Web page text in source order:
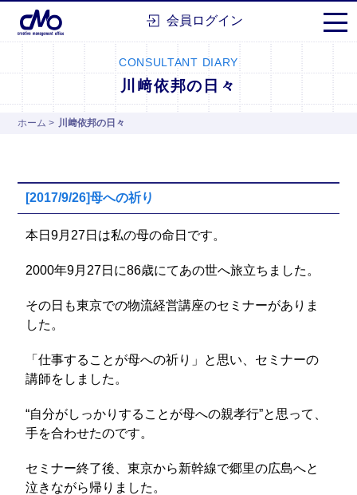
株式会社シーエムオー会員ログイン
CONSULTANT DIARY
川﨑依邦の日々
ホーム > 川﨑依邦の日々
[2017/9/26]母への祈り
本日9月27日は私の母の命日です。
2000年9月27日に86歳にてあの世へ旅立ちました。
その日も東京での物流経営講座のセミナーがありま
した。
「仕事することが母への祈り」と思い、セミナーの
講師をしました。
“自分がしっかりすることが母への親孝行”と思って、
手を合わせたのです。
セミナー終了後、東京から新幹線で郷里の広島へと
泣きながら帰りました。